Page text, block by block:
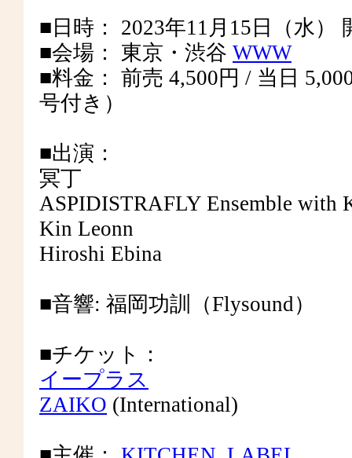
■日時： 2023年11月15日（水）
■会場： 東京・渋谷 WWW
■料金： 前売 4,500円 / 当日
号付き）
■出演：
冥丁
ASPIDISTRAFLY Ensemble with
Kin Leonn
Hiroshi Ebina
■音響: 福岡功訓（Flysound）
■チケット：
イープラス
ZAIKO (International)